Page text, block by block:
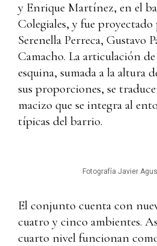
y Enrique Martínez, en el
Colegiales, y fue
Serenella Perreca, Gustavo
Camacho. La articulación
esquina, sumada a la altura
sus proporciones, se
macizo que se integra al
típicas del barrio.
Fotografía Javier
El conjunto cuenta con
cuatro y cinco ambientes.
cuarto nivel funcionan